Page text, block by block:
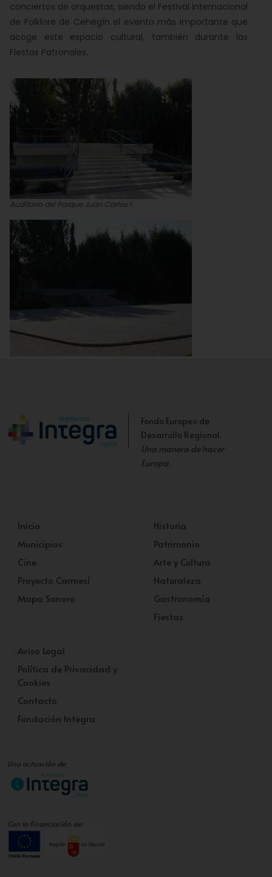
conciertos de orquestas, siendo el Festival Internacional
de Folklore de Cehegín el evento más importante que
acoge este espacio cultural, también durante las
Fiestas Patronales.
Auditorio del Parque Juan Carlos I
Fondo Europeo de
Desarrollo Regional.
Una manera de hacer
Europa.
Inicio
Municipios
Cine
Proyecto Carmesí
Mapa Sonoro
Historia
Patrimonio
Arte y Cultura
Naturaleza
Gastronomía
Fiestas
Aviso Legal
Política de Privacidad y
Cookies
Contacto
Fundación Integra
Una actuación de:
Con la financiación de: